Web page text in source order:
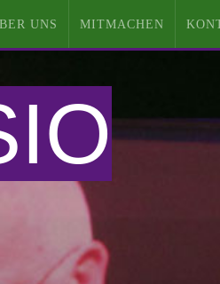
UNS MITMACHEN